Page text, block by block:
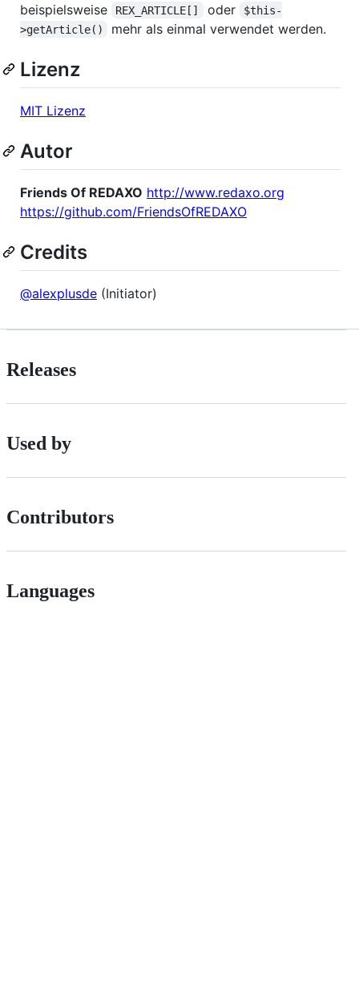
beispielsweise
REX_ARTICLE[] oder
$this-
>getArticle()
mehr als einmal verwendet werden.
Lizenz
MIT Lizenz
Autor
Friends Of REDAXO http://www.redaxo.org
https://github.com/FriendsOfREDAXO
Credits
@alexplusde (Initiator)
Releases
Used by
Contributors
Languages